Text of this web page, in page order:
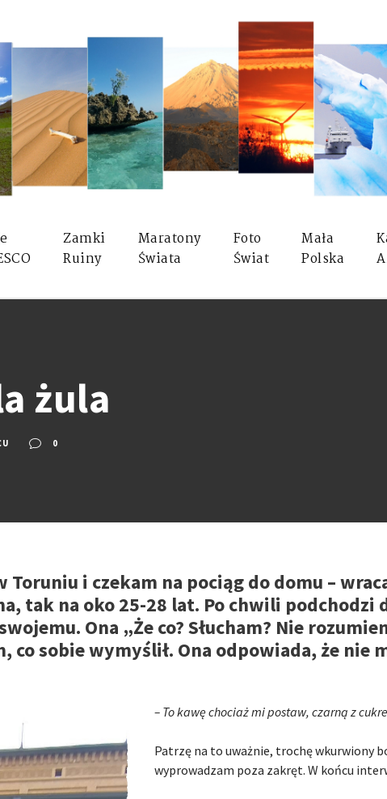
Zamki
Ruiny
Maratony
Świata
Foto
Świat
Mała
Polska
żula
0
i czekam na pociąg do domu –
tak na oko 25-28 lat. Po chwili podchodzi
Ona „Że co? Słucham? Nie
co sobie wymyślił. Ona odpowiada, że nie
– To kawę chociaż mi postaw, czarną z
Patrzę na to uważnie, trochę wkurwiony
wyprowadzam poza zakręt. W końcu